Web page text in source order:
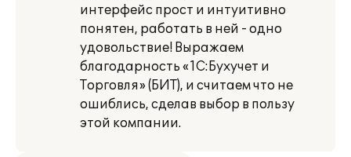
интерфейс прост и интуитивно
понятен, работать в ней - одно
удовольствие! Выражаем
благодарность «1С:Бухучет и
Торговля» (БИТ), и считаем что не
ошиблись, сделав выбор в пользу
этой компании.